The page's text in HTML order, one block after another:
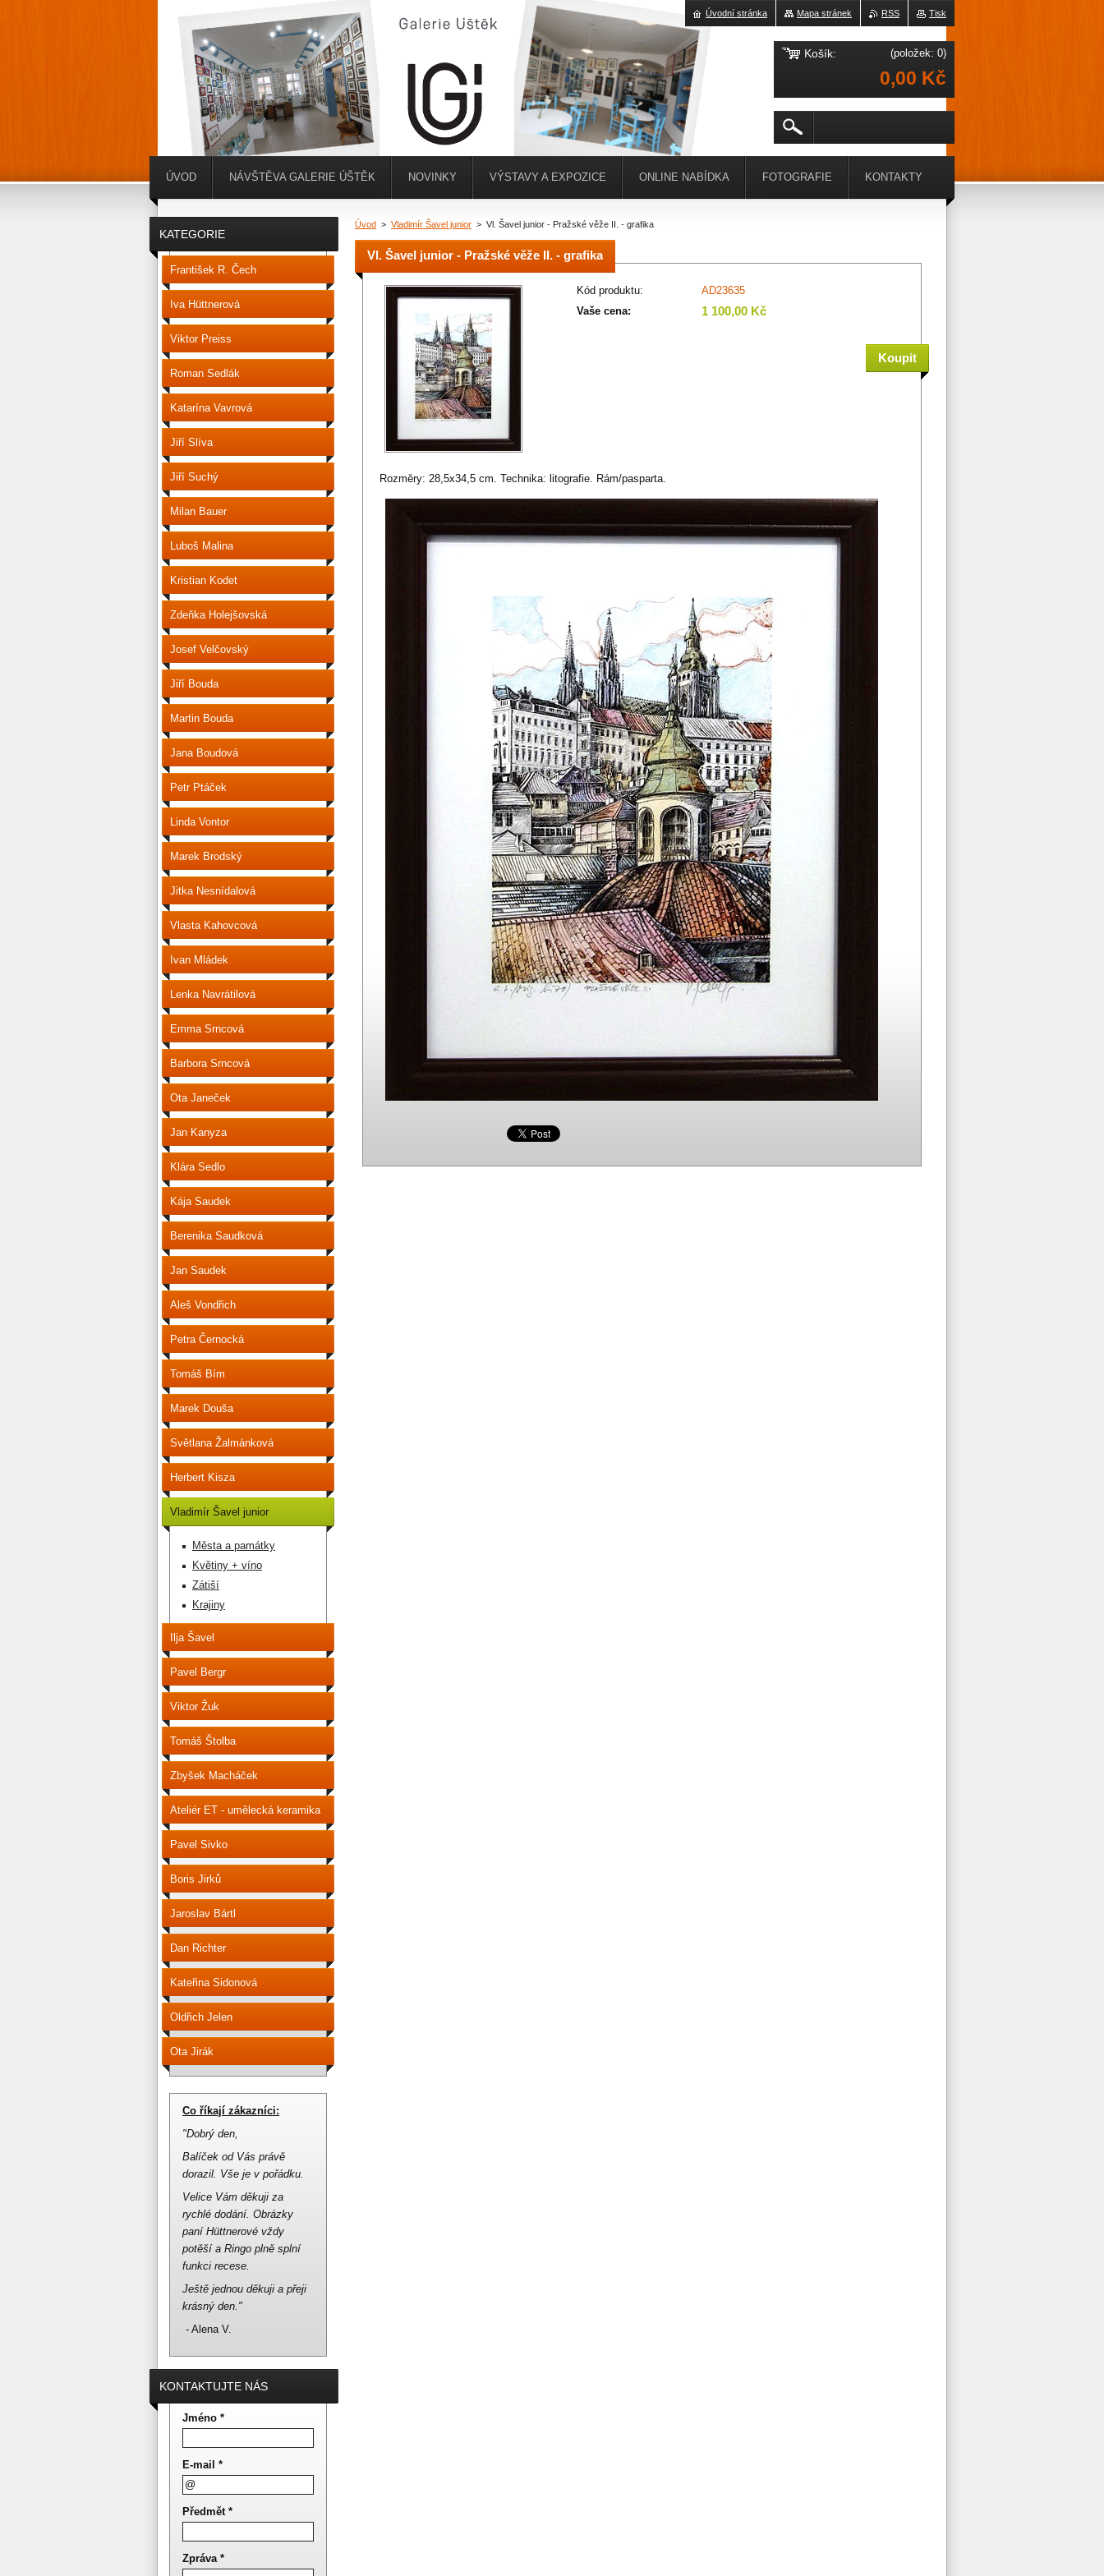
Úvod > Vladimír Šavel junior > Vl. Šavel junior - Pražské věže II. - grafika
Vl. Šavel junior - Pražské věže II. - grafika
Kód produktu:
AD23635
Vaše cena:
1 100,00 Kč
Rozměry: 28,5x34,5 cm. Technika: litografie. Rám/pasparta.
KATEGORIE
František R. Čech
Iva Hüttnerová
Viktor Preiss
Roman Sedlák
Katarína Vavrová
Jiří Slíva
Jiří Suchý
Milan Bauer
Luboš Malina
Kristian Kodet
Zdeňka Holejšovská
Josef Velčovský
Jiří Bouda
Martin Bouda
Jana Boudová
Petr Ptáček
Linda Vontor
Marek Brodský
Jitka Nesnídalová
Vlasta Kahovcová
Ivan Mládek
Lenka Navrátilová
Emma Srncová
Barbora Srncová
Ota Janeček
Jan Kanyza
Klára Sedlo
Kája Saudek
Berenika Saudková
Jan Saudek
Aleš Vondřich
Petra Černocká
Tomáš Bím
Marek Douša
Světlana Žalmánková
Herbert Kisza
Vladimír Šavel junior
Města a památky
Květiny + víno
Zátiší
Krajiny
Ilja Šavel
Pavel Bergr
Viktor Žuk
Tomáš Štolba
Zbyšek Macháček
Ateliér ET - umělecká keramika
Pavel Sivko
Boris Jirků
Jaroslav Bártl
Dan Richter
Kateřina Sidonová
Oldřich Jelen
Ota Jirák
Co říkají zákazníci:
"Dobrý den,
Balíček od Vás právě
dorazil. Vše je v pořádku.
Velice Vám děkuji za
rychlé dodání. Obrázky
paní Hüttnerové vždy
potěší a Ringo plně splní
funkci recese.
Ještě jednou děkuji a přeji
krásný den."
- Alena V.
KONTAKTUJTE NÁS
Jméno *
E-mail *
Předmět *
Zpráva *
ÚVOD NÁVŠTĚVA GALERIE ÚŠTĚK NOVINKY VÝSTAVY A EXPOZICE ONLINE NABÍDKA FOTOGRAFIE KONTAKTY
Tisk
RSS
Mapa stránek
Úvodní stránka
Košík: (položek: 0)
0,00 Kč